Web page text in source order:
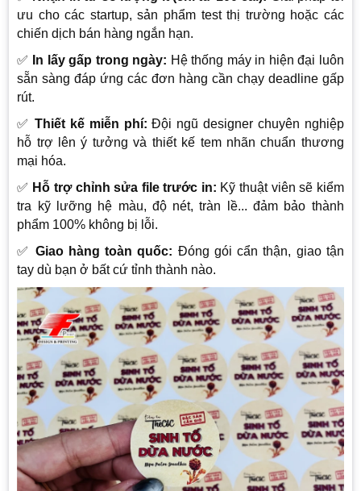
ưu cho các startup, sản phẩm test thị trường hoặc các
chiến dịch bán hàng ngắn hạn.
✅
In lấy gấp trong ngày: Hệ thống máy in hiện đại luôn
sẵn sàng đáp ứng các đơn hàng cần chạy deadline gấp
rút.
✅ Thiết kế miễn phí: Đội ngũ designer chuyên nghiệp
hỗ trợ lên ý tưởng và thiết kế tem nhãn chuẩn thương
mại hóa.
✅ Hỗ trợ chỉnh sửa file trước in: Kỹ thuật viên sẽ kiểm
tra kỹ lưỡng hệ màu, độ nét, tràn lề... đảm bảo thành
phẩm 100% không bị lỗi.
✅ Giao hàng toàn quốc: Đóng gói cẩn thận, giao tận
tay dù bạn ở bất cứ tỉnh thành nào.